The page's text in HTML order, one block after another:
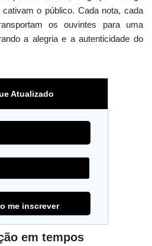
o público. Cada nota, cada
os ouvintes para uma
a alegria e a autenticidade do
Atualizado
em tempos